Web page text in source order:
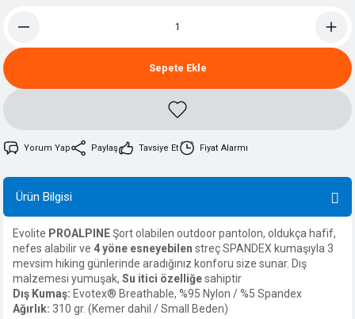
Sepete Ekle
Yorum Yap Paylaş Tavsiye Et Fiyat Alarmı
Ürün Bilgisi
Evolite PROALPINEŞort olabilen outdoor pantolon, oldukça hafif,
nefes alabilir ve 4 yöne esneyebilen streç SPANDEX kumaşıyla 3
mevsim hiking günlerinde aradığınız konforu size sunar. Dış
malzemesi yumuşak, Su itici özelliğesahiptir
Dış Kumaş: Evotex® Breathable, %95 Nylon / %5 Spandex
Ağırlık: 310 gr. (Kemer dahil / Small Beden)